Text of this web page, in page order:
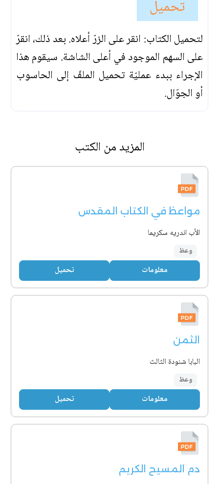
تحميل
لتحميل الكتاب: انقر على الزرّ أعلاه. بعد ذلك، انقرّ
على السهم الموجود في أعلى الشاشة. سيقوم هذا
الإجراء ببدء عمليّة تحميل الملفّ إلى الحاسوب
أو الجوّال.
المزيد من الكتب
مواعظ في الكتاب المقدس
الأب اندريه سكريما
وعظ
معلومات تحميل
الثمن
البابا شنودة الثالث
وعظ
معلومات تحميل
دم المسيح الكريم